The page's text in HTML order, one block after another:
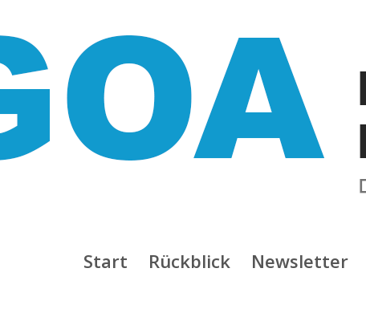
Start Rückblick Newsletter